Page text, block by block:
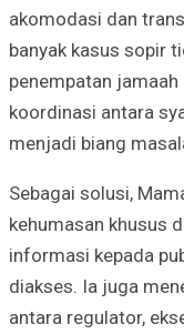
akomodasi dan
banyak kasus sopir
penempatan
koordinasi antara
menjadi biang
Sebagai solusi,
kehumasan khusus
informasi kepada
diakses. Ia juga
antara regulator,